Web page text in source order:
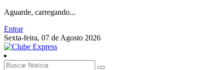
Aguarde, carregando...
Entrar
Sexta-feira, 07 de Agosto 2026